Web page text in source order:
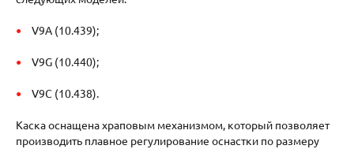
V9A (10.439);
V9G (10.440);
V9C (10.438).
Каска оснащена храповым механизмом, который позволяет
производить плавное регулирование оснастки по размеру